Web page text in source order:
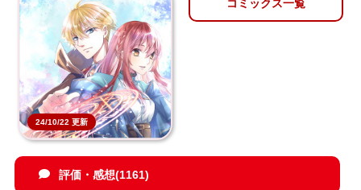
24/10/22 更新
コミックス一覧
評価・感想(1161)